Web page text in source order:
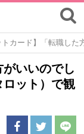
トカード】「転職し
がいいのでし
ロット）で観